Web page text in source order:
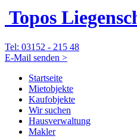
Topos
Tel: 03152 - 215 48
E-Mail senden >
Startseite
Mietobjekte
Kaufobjekte
Wir suchen
Hausverwaltung
Makler